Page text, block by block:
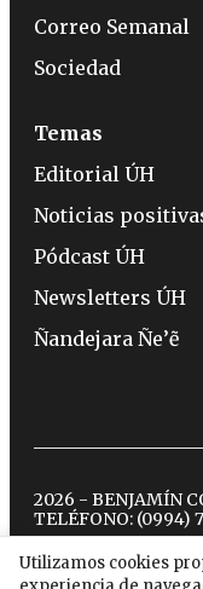
Utilizamos cookies
Correo Semanal
Sociedad
Temas
Editorial ÚH
Noticias
Pódcast ÚH
Newsletters ÚH
Ñandejara Ñe’ẽ
2026 - BENJAMÍN
TELÉFONO: (0994)